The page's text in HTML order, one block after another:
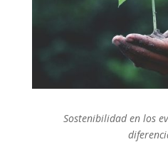
Sostenibilidad en los